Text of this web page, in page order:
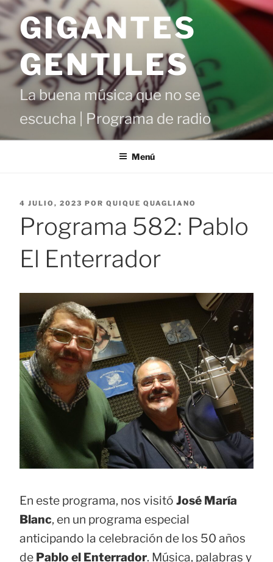
Saltar
contenido
GIGANTES
GENTILES
La buena música que no se
escucha | Programa de radio
Menú
PUBLICADO
4 JULIO, 2023 POR QUIQUE QUAGLIANO
Programa 582: Pablo
El Enterrador
En este programa, nos visitó José María
Blanc, en un programa especial
anticipando la celebración de los 50 años
de Pablo el Enterrador. Música, palabras y